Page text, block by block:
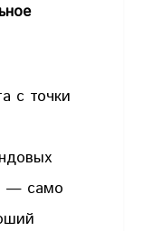
с точки
— само